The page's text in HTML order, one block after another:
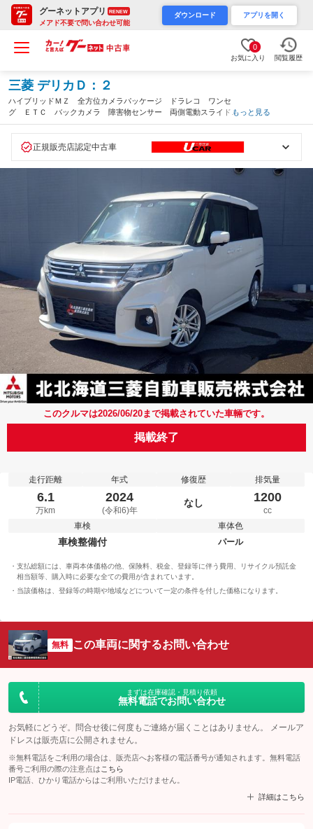
グーネットアプリ RENEW
メアド不要で問い合わせ可能
ダウンロード アプリを開く
0
お気に入り 閲覧履歴
三菱 デリカＤ：２
ハイブリッドＭＺ 全方位カメラパッケージ ドラレコ ワンセ
グ ＥＴＣ バックカメラ 障害物センサー 両側電動スライドド
ア 衝突被害軽減ブレーキ メモリーナビ シートヒーター（北海
もっと見る
正規販売店認定中古車
このクルマは2026/06/20まで掲載されていた車輛です。
掲載終了
走行距離
6.1
万km
年式
2024
(令和6)年
修復歴
なし
排気量
1200
cc
車検
車検整備付
車体色
パール
支払総額には、車両本体価格の他、保険料、税金、登録等に伴う費用、リサイクル預託金
相当額等、購入時に必要な全ての費用が含まれています。
当該価格は、登録等の時期や地域などについて一定の条件を付した価格になります。
無料 この車両に関するお問い合わせ
まずは在庫確認・見積り依頼
無料電話でお問い合わせ
お気軽にどうぞ。問合せ後に何度もご連絡が届くことはありません。 メールア
ドレスは販売店に公開されません。
※無料電話をご利用の場合は、販売店へお客様の電話番号が通知されます。無料電話
番号ご利用の際の注意点は こちら
IP電話、ひかり電話からはご利用いただけません。
詳細はこちら